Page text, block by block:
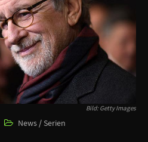
Bild: Getty Images
News / Serien